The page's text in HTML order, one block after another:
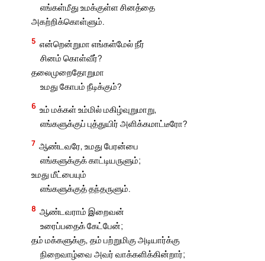
எங்கள்மீது உமக்குள்ள சினத்தை
அகற்றிக்கொள்ளும்.
5 என்றென்றுமா எங்கள்மேல் நீர்
சினம் கொள்வீர்?
தலைமுறைதோறுமா
உமது கோபம் நீடிக்கும்?
6 உம் மக்கள் உம்மில் மகிழ்வுறுமாறு,
எங்களுக்குப் புத்துயிர் அளிக்கமாட்டீரோ?
7 ஆண்டவரே, உமது பேரன்பை
எங்களுக்குக் காட்டியருளும்;
உமது மீட்பையும்
எங்களுக்குத் தந்தருளும்.
8 ஆண்டவராம் இறைவன்
உரைப்பதைக் கேட்பேன்;
தம் மக்களுக்கு, தம் பற்றுமிகு அடியார்க்கு
நிறைவாழ்வை அவர் வாக்களிக்கின்றார்;